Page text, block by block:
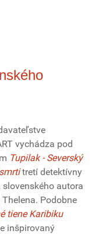
vychádza pod
Tupilak - Severský
tretí detektívny
slovenského autora
Podobne
tiene Karibiku
inšpirovaný